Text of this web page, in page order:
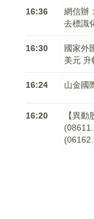
16:36
網信辦
去標識
16:30
國家外
美元 升
16:24 山金國
16:20
【異